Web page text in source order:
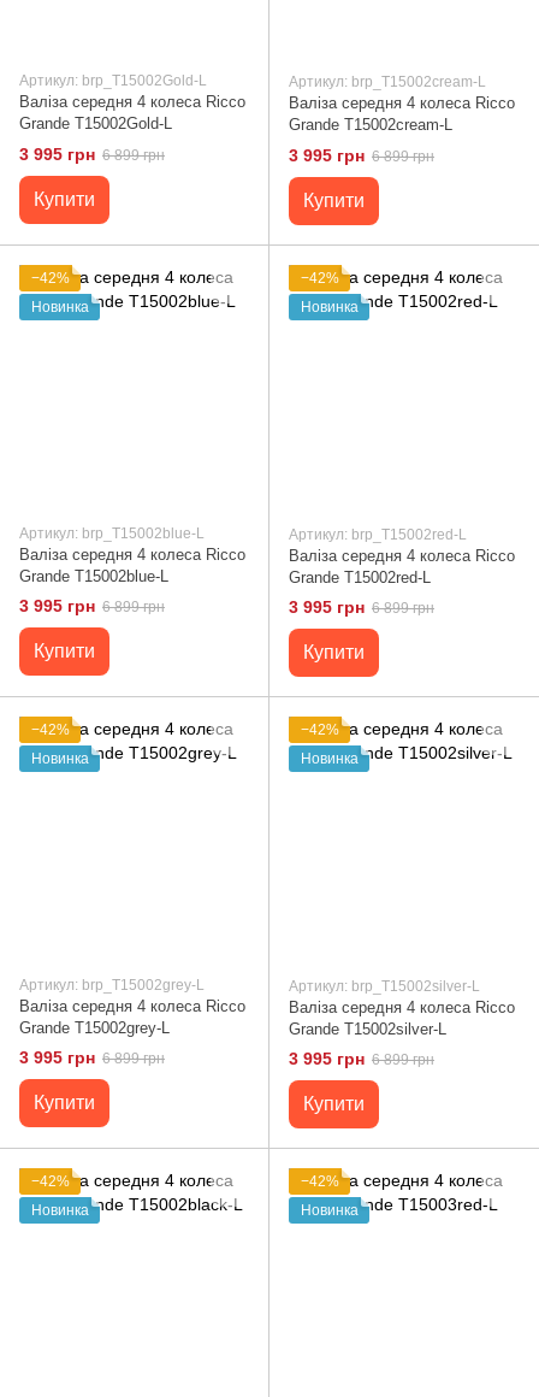
Артикул: brp_T15002Gold-L
Валіза середня 4 колеса Ricco
Grande T15002Gold-L
3 995 грн 6 899 грн
Купити
Артикул: brp_T15002cream-L
Валіза середня 4 колеса Ricco
Grande T15002cream-L
3 995 грн 6 899 грн
Купити
−42%
Новинка
Артикул: brp_T15002blue-L
Валіза середня 4 колеса Ricco
Grande T15002blue-L
3 995 грн 6 899 грн
Купити
−42%
Новинка
Артикул: brp_T15002red-L
Валіза середня 4 колеса Ricco
Grande T15002red-L
3 995 грн 6 899 грн
Купити
−42%
Новинка
Артикул: brp_T15002grey-L
Валіза середня 4 колеса Ricco
Grande T15002grey-L
3 995 грн 6 899 грн
Купити
−42%
Новинка
Артикул: brp_T15002silver-L
Валіза середня 4 колеса Ricco
Grande T15002silver-L
3 995 грн 6 899 грн
Купити
−42%
Новинка
−42%
Новинка